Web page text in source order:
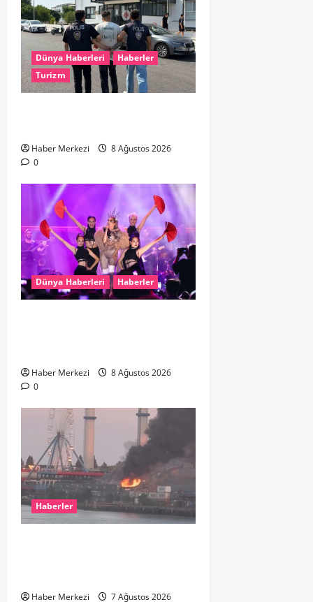
Dünya Haberleri
Haberler
Turizm
Haber Merkezi
8 Ağustos 2026
0
Dünya Haberleri Haberler
Haber Merkezi
8 Ağustos 2026
0
Haberler
Haber Merkezi 7 Ağustos 2026